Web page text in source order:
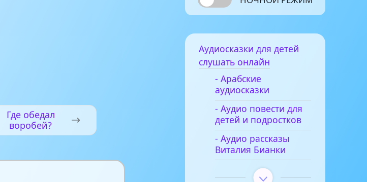
Где обедал
воробей?
Аудиосказки для детей
слушать онлайн
- Арабские
аудиосказки
- Аудио повести для
детей и подростков
- Аудио рассказы
Виталия Бианки